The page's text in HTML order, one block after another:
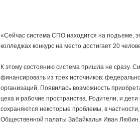
«Сейчас система СПО находится на подъеме,
колледжах конкурс на место достигает 20
К этому состоянию система пришла не сразу.
финансировать из трех источников:
организаций. Появилась возможность
цеха и рабочие пространства. Родители, и
сохраняются некоторые проблемы, в
Общественной палаты Забайкалья Иван Любин.